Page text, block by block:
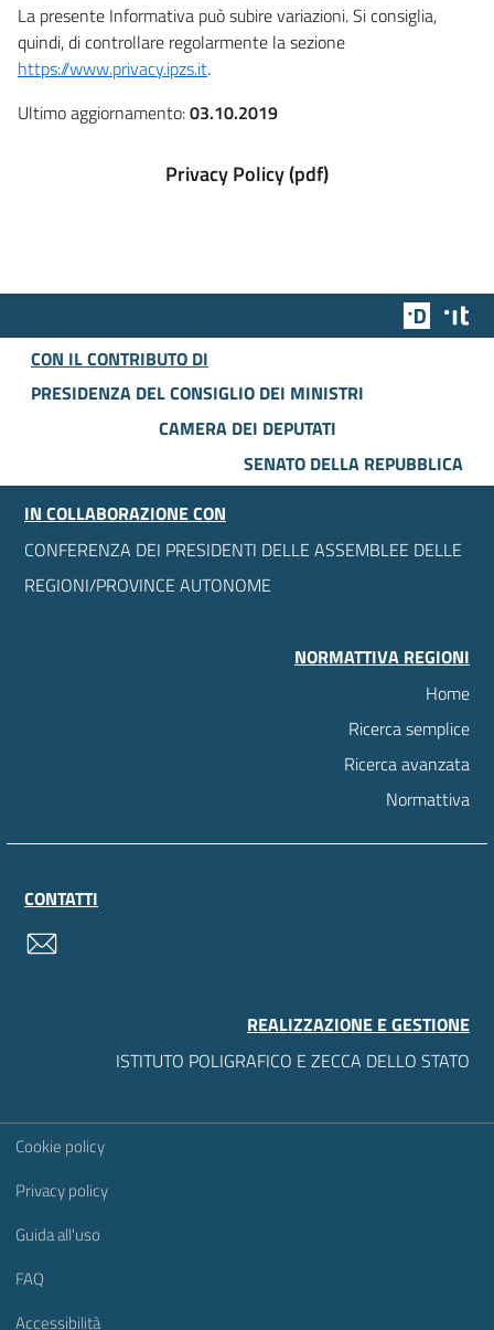
La presente Informativa può subire variazioni. Si consiglia,
quindi, di controllare regolarmente la sezione
https://www.privacy.ipzs.it.
Ultimo aggiornamento:03.10.2019
Privacy Policy (pdf)
Team
CON IL CONTRIBUTO DI
PRESIDENZA DEL CONSIGLIO DEI MINISTRI
CAMERA DEI DEPUTATI
SENATO DELLA REPUBBLICA
IN COLLABORAZIONE CON
CONFERENZA DEI PRESIDENTI DELLE ASSEMBLEE DELLE
REGIONI/PROVINCE AUTONOME
NORMATTIVA REGIONI
Home
Ricerca semplice
Ricerca avanzata
Normattiva
CONTATTI
REALIZZAZIONE E GESTIONE
ISTITUTO POLIGRAFICO E ZECCA DELLO STATO
Sezione Link Utili
Cookie policy
Privacy policy
Guida all'uso
FAQ
Accessibilità